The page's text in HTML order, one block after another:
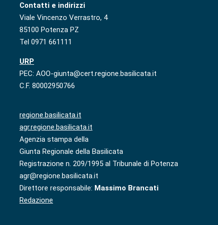
Contatti e indirizzi
Viale Vincenzo Verrastro, 4
85100 Potenza PZ
Tel 0971 661111
URP
PEC: AOO-giunta@cert.regione.basilicata.it
C.F. 80002950766
regione.basilicata.it
agr.regione.basilicata.it
Agenzia stampa della
Giunta Regionale della Basilicata
Registrazione n. 209/1995 al Tribunale di Potenza
agr@regione.basilicata.it
Direttore responsabile: Massimo Brancati
Redazione